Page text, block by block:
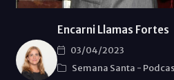
Encarni Llamas Fortes
03/04/2023
Semana Santa -